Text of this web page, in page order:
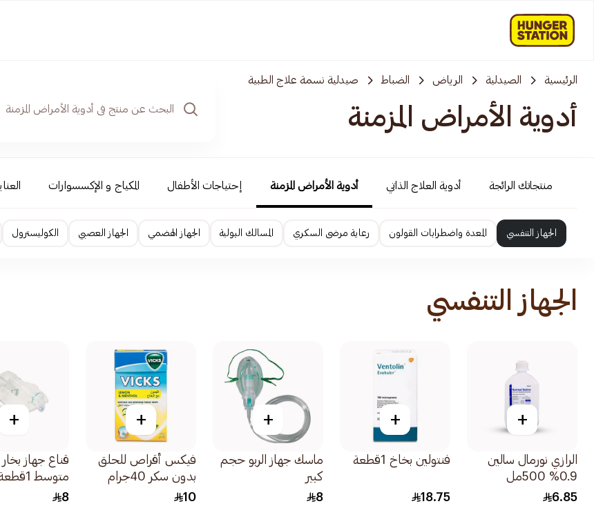
الرئيسية الصيدلية الرياض الضباط صيدلية نسمة علاج الطبية
أدوية الأمراض المزمنة
منتجاتك الرائجة أدوية العلاج الذاتي أدوية الأمراض المزمنة إحتياجات الأطفال المكياج و الإكسسوارات
الجهاز التنفسي المعدة واضطرابات القولون رعاية مرضى السكري المسالك البولية الجهاز الهضمي الجهاز العصبي الكوليسترول
الجهاز التنفسي
+
الرازي نورمال سالين
0.9% 500مل
6.85
+
فنتولين بخاخ 1قطعة
18.75
+
ماسك جهاز الربو حجم
كبير
8
+
فيكس أقراص للحلق
بدون سكر 40جرام
10
+
قناع جهاز
متوسط 1قطعة
8